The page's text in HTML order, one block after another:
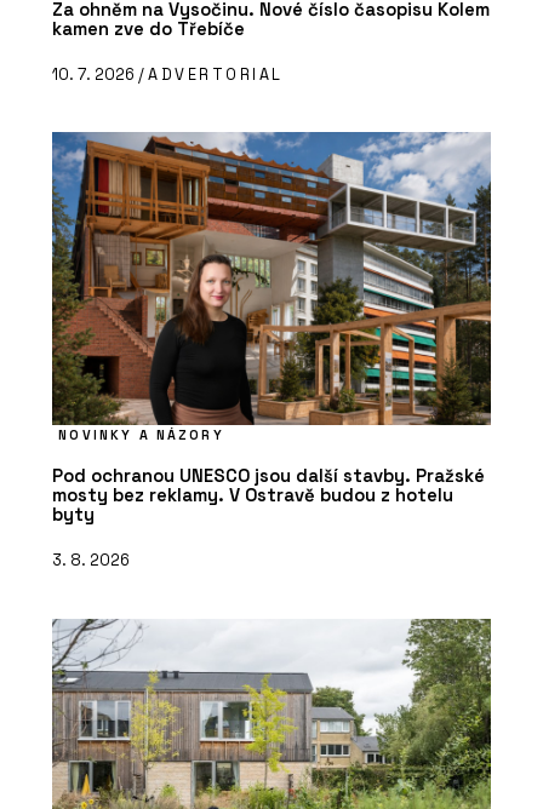
Za ohněm na Vysočinu. Nové číslo časopisu Kolem
kamen zve do Třebíče
10. 7. 2026 /ADVERTORIAL
NOVINKY A NÁZORY
Pod ochranou UNESCO jsou další stavby. Pražské
mosty bez reklamy. V Ostravě budou z hotelu
byty
3. 8. 2026